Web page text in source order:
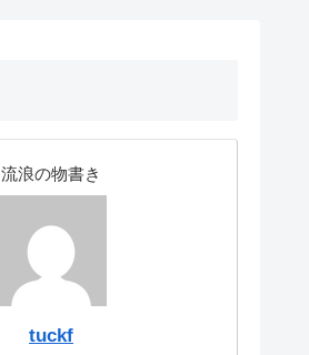
流浪の物書き
tuckf